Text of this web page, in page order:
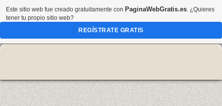
Este sitio web fue creado gratuitamente con PaginaWebGratis.es. ¿Quieres
tener tu propio sitio web?
REGÍSTRATE GRATIS